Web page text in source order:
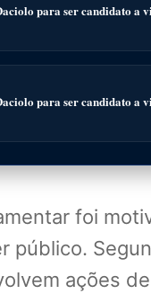
para ser candidato a
para ser candidato a
foi
público.
ações de